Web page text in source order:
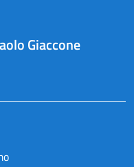
Giaccone